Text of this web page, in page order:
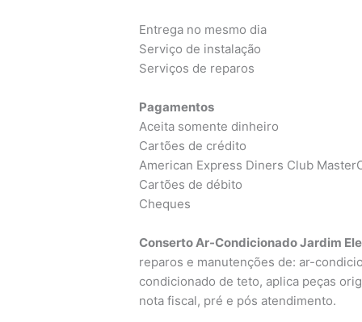
Entrega no mesmo dia
Serviço de instalação
Serviços de reparos
Pagamentos
Aceita somente dinheiro
Cartões de crédito
American Express Diners Club
Cartões de débito
Cheques
Conserto Ar-Condicionado Jardim
reparos e manutenções de: ar-
condicionado de teto, aplica peças
nota fiscal, pré e pós atendimento.